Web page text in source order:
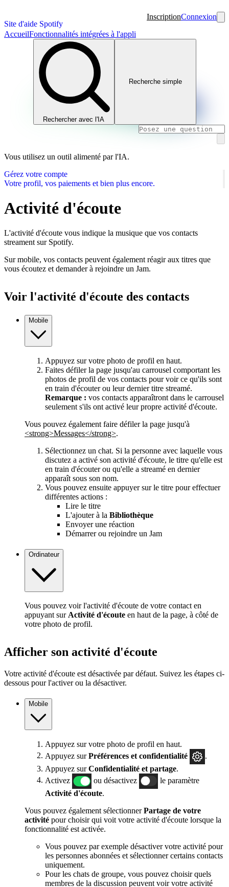
Site d'aide Spotify
InscriptionConnexion
AccueilFonctionnalités intégrées à l'appli
Rechercher avec l'IA
Recherche simple
Vous utilisez un outil alimenté par l'IA.
Gérez votre compte
Votre profil, vos paiements et bien plus encore.
Activité d'écoute
L'activité d'écoute vous indique la musique que vos contacts
streament sur Spotify.
Sur mobile, vos contacts peuvent également réagir aux titres que
vous écoutez et demander à rejoindre un Jam.
Voir l'activité d'écoute des contacts
Mobile
Appuyez sur votre photo de profil en haut.
Faites défiler la page jusqu'au carrousel comportant les
photos de profil de vos contacts pour voir ce qu'ils sont
en train d'écouter ou leur dernier titre streamé.
Remarque : vos contacts apparaîtront dans le carrousel
seulement s'ils ont activé leur propre activité d'écoute.
Vous pouvez également faire défiler la page jusqu'à
<strong>Messages</strong>.
Sélectionnez un chat. Si la personne avec laquelle vous
discutez a activé son activité d'écoute, le titre qu'elle est
en train d'écouter ou qu'elle a streamé en dernier
apparaît sous son nom.
Vous pouvez ensuite appuyer sur le titre pour effectuer
différentes actions :
Lire le titre
L'ajouter à la Bibliothèque
Envoyer une réaction
Démarrer ou rejoindre un Jam
Ordinateur
Vous pouvez voir l'activité d'écoute de votre contact en
appuyant sur Activité d'écoute en haut de la page, à côté de
votre photo de profil.
Afficher son activité d'écoute
Votre activité d'écoute est désactivée par défaut. Suivez les étapes ci-
dessous pour l'activer ou la désactiver.
Mobile
Appuyez sur votre photo de profil en haut.
Appuyez surPréférences et confidentialité
Appuyez surConfidentialité et partage.
Activez
ou désactivez
le paramètre
Activité d'écoute.
Vous pouvez également sélectionnerPartage de votre
activité pour choisir qui voit votre activité d'écoute lorsque la
fonctionnalité est activée.
Vous pouvez par exemple désactiver votre activité pour
les personnes abonnées et sélectionner certains contacts
uniquement.
Pour les chats de groupe, vous pouvez choisir quels
membres de la discussion peuvent voir votre activité